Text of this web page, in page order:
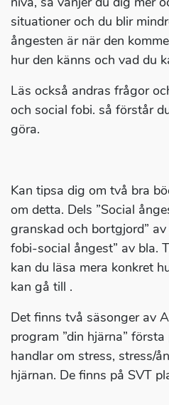
situationer och du blir
ångesten är när den
hur den känns och vad du
Läs också andras frågor
och social fobi. så förstår
göra.
Kan tipsa dig om två bra
om detta. Dels ”Social
granskad och bortgjord”
fobi-social ångest” av bla.
kan du läsa mera konkret
kan gå till .
Det finns två säsonger av
program ”din hjärna”
handlar om stress, stress/
hjärnan. De finns på SVT